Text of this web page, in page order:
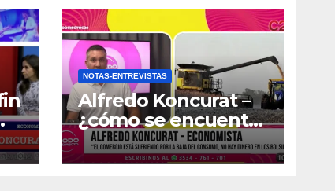
NOTAS-ENTREVISTAS
Alfredo Koncurat –
¿cómo se encuentra
la actividad
económica del país?